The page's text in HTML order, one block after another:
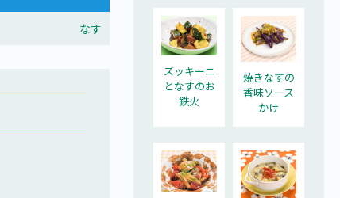
なす
ズッキーニ
となすのお
鉄火
焼きなすの
香味ソース
かけ